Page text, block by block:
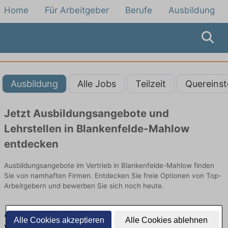
Alle Cookies akzeptieren Alle Cookies ablehnen
Home Für Arbeitgeber Berufe Ausbildung
Ausbildung Alle Jobs Teilzeit
Jetzt Ausbildungsangebote und
Lehrstellen in Blankenfelde-Mahlow
entdecken
Ausbildungsangebote im Vertrieb in Blankenfelde-Mahlow finden
Sie von namhaften Firmen. Entdecken Sie freie Optionen von Top-
Arbeitgebern und bewerben Sie sich noch heute.
Ausbildung in Blankenfelde-Mahlow im